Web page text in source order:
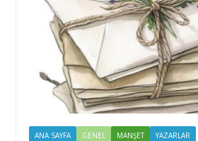
ANA SAYFA GENEL MANŞET YAZARLAR